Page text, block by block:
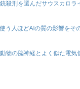
殺刑を選んだサウスカロラ
う人ほどAIの質の影響をそ
物の脳神経とよく似た電気